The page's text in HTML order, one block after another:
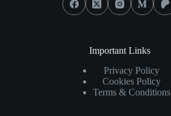
Important Links
Privacy Policy
Cookies Policy
Terms & Conditions